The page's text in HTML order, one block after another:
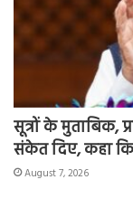
सूत्रों के मुताबिक,
संकेत दिए, कहा
August 7, 2026